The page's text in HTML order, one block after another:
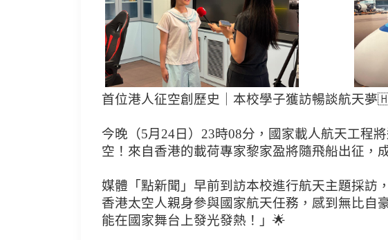
首位港人征空創歷史｜本校學子獲訪暢談航天
今晚（5月24日）23時08分，國家載人航天工
空！來自香港的載荷專家黎家盈將隨飛船出征，
媒體「點新聞」早前到訪本校進行航天主題採訪
香港太空人親身參與國家航天任務，感到無比自
能在國家舞台上發光發熱！」🌟